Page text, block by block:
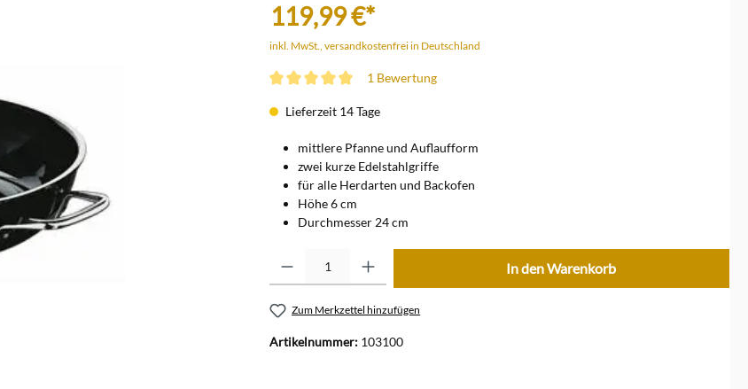
119,99 €*
inkl. MwSt., versandkostenfrei in Deutschland
1 Bewertung
Lieferzeit 14 Tage
mittlere Pfanne und Auflaufform
zwei kurze Edelstahlgriffe
für alle Herdarten und Backofen
Höhe 6 cm
Durchmesser 24 cm
In den Warenkorb
Zum Merkzettel hinzufügen
Artikelnummer: 103100